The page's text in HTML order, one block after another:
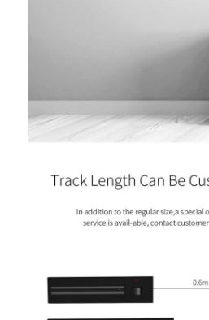
LCD-Monitorhebe
Aufstehmonitor
Pop-up-Schreibtisch-Socket
Verzögerter Stromanschluss
Steckdosen für Turmstecker